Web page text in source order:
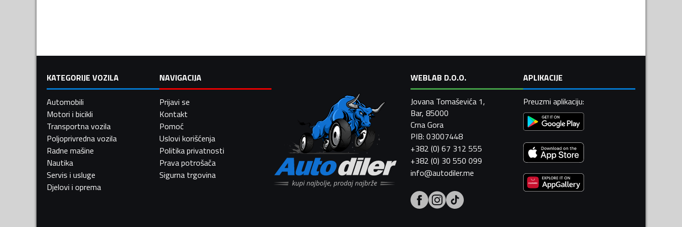
KATEGORIJE VOZILA
Automobili
Motori i bicikli
Transportna vozila
Poljoprivredna vozila
Radne mašine
Nautika
Servis i usluge
Djelovi i oprema
NAVIGACIJA
Prijavi se
Kontakt
Pomoć
Uslovi korišćenja
Politika privatnosti
Prava potrošača
Sigurna trgovina
WEBLAB D.O.O.
Jovana Tomaševića 1,
Bar, 85000
Crna Gora
PIB: 03007448
+382 (0) 67 312 555
+382 (0) 30 550 099
info@autodiler.me
APLIKACIJE
Preuzmi aplikaciju: